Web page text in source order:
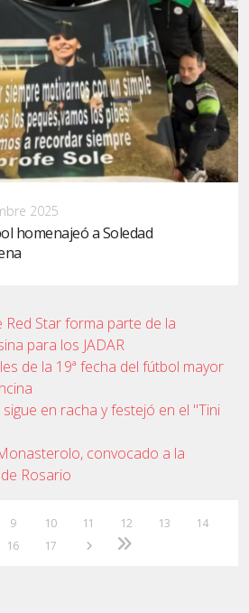
2025
homenajeó a Soledad
Red Star forma parte de la
para los JADAR
de la 19ª fecha del fútbol mayor
en racha y festejó en el "Tini
convocado a la
Rosario
9 10 11 12 13
14
16 17